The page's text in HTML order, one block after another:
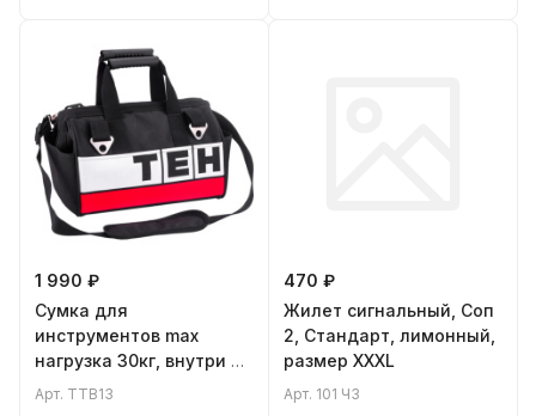
1 990 ₽
Сумка для
инструментов maх
нагрузка 30кг, внутри 6,
снаружи 8 отделов, 15л,
Арт. TTB13
470 ₽
Жилет сигнальный, Соп
2, Стандарт, лимонный,
размер XХХL
Арт. 101 ЧЗ